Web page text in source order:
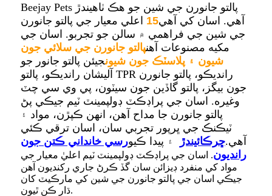
Beejay Pets پالتو جانورن جي شين جو هڪ ٺاهيندڙ
آهي. اسان کي آهي15 اعلي معيار جي پالتو جانورن
جي شين جي فراهمي ۾ سالن جو تجربو. اسان جي
مکيه مصنوعات آهنپالتو جانورن جي سلائي جون
شيون ۽ پلاسٽڪ جون شيونجيئن پالتو جانور جو
آليشان رانديڪو، پالتو TPR رانديڪو، پالتو جانورن
جون بيگز، پالتو گاڏين جون سيٽون، پي وي سي چٽ
وغيره. اسان جي پراڊڪٽ ڊولپمينٽ ٽيم جيڪي پڻ
پالتو جانورن جا مداح آهن، انهن ڪپڙن، مواد ۽
ٽيڪنڪ جي ڀرپور تجربي سان، اسان ترقي ڪئي
آهي.ڇرڪائيندڙ ۽ پيدا ڪيورسي خانداني ڪتن جون
رانديون. اسان جي پراڊڪٽ ڊولپمينٽ ٽيم اعليٰ معيار جي
مواد کي منفرد ڊيزائن سان گڏ ڪرڻ جاري رکنديون آهن
جيڪي اسان جي پالتو جانورن جي شين کي مارڪيٽ کان
ڌار ڪن ٿيون.